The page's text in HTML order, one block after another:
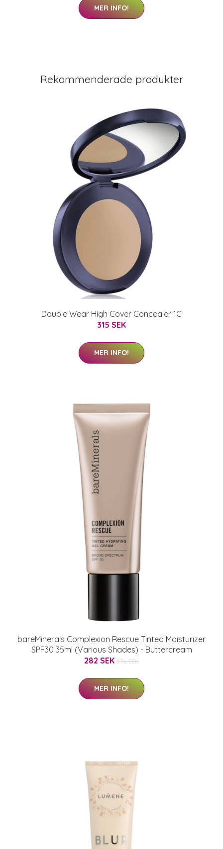
MER INFO!
Rekommenderade produkter
Double Wear High Cover Concealer 1C
315 SEK
MER INFO!
bareMinerals Complexion Rescue Tinted Moisturizer
SPF30 35ml (Various Shades) - Buttercream
282 SEK 376 SEK
MER INFO!